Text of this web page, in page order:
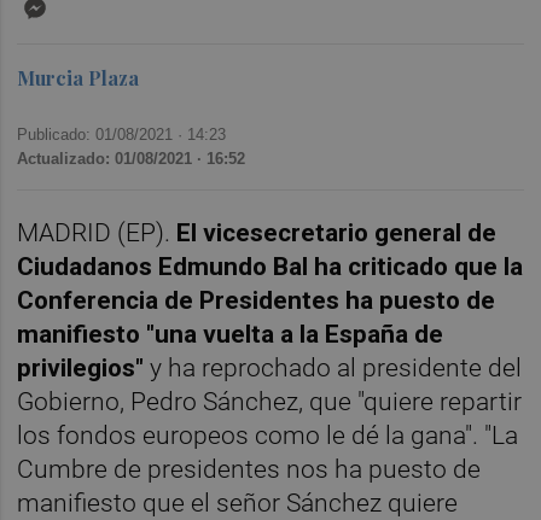
Murcia Plaza
Publicado: 01/08/2021 · 14:23
Actualizado: 01/08/2021 · 16:52
MADRID (EP). El vicesecretario general de
Ciudadanos Edmundo Bal ha criticado que la
Conferencia de Presidentes ha puesto de
manifiesto "una vuelta a la España de
privilegios"y ha reprochado al presidente del
Gobierno, Pedro Sánchez, que "quiere repartir
los fondos europeos como le dé la gana". "La
Cumbre de presidentes nos ha puesto de
manifiesto que el señor Sánchez quiere